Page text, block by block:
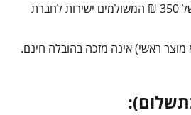
לדימונה כרוכה בתוספת של 350 ₪ המשולמים ישירות לחברת
מוצר ראשי) אינה מזכה בהובלה חינם.